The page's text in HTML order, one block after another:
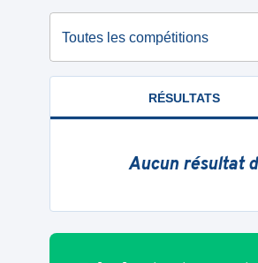
Toutes les compétitions
RÉSULTATS
Aucun résultat